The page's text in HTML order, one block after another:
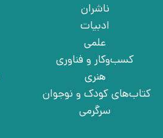
ناشران
ادبیات
علمی
کسب‌وکار و فناوری
هنری
کتاب‌های کودک و نوجوان
سرگرمی